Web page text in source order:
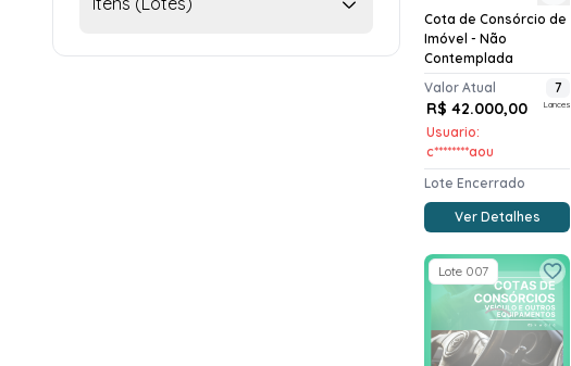
Cota de Consórcio de
Imóvel - Não
Contemplada
Valor Atual
R$ 42.000,00
Usuario:
c********aou
7
Lances
Lote Encerrado
Ver Detalhes
Lote 007